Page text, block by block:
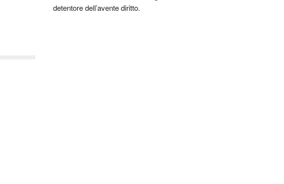
detentore dell’avente diritto.